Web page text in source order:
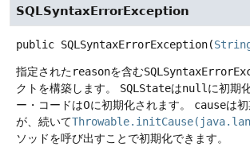
SQLSyntaxErrorException
public SQLSyntaxErrorException(
指定されたreasonを含む
クトを構築します。
SQLStateはnull に初期
ー・コードは0に初期化されます。
causeは
が、続いて
ソッドを呼び出すことで初期化できます。